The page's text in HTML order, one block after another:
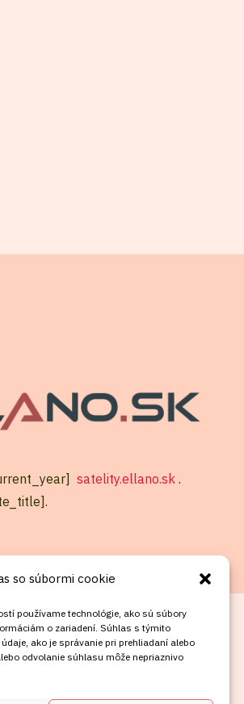
so súbormi cookie
používame technológie, ako sú súbory
o zariadení. Súhlas s týmito
ako je správanie pri prehliadaní alebo
odvolanie súhlasu môže nepriaznivo
satelity.ellano.sk .